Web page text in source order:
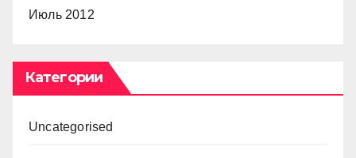
Июль 2012
Категории
Uncategorised